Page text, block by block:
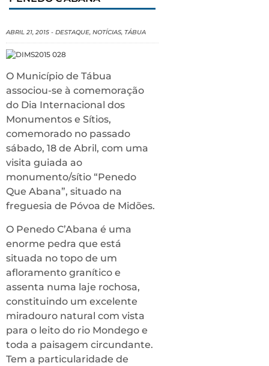
ABRIL 21, 2015 - DESTAQUE, NOTÍCIAS, TÁBUA
O Município de Tábua
associou-se à comemoração
do Dia Internacional dos
Monumentos e Sítios,
comemorado no passado
sábado, 18 de Abril, com uma
visita guiada ao
monumento/sítio “Penedo
Que Abana”, situado na
freguesia de Póvoa de Midões.
O Penedo C’Abana é uma
enorme pedra que está
situada no topo de um
afloramento granítico e
assenta numa laje rochosa,
constituindo um excelente
miradouro natural com vista
para o leito do rio Mondego e
toda a paisagem circundante.
Tem a particularidade de